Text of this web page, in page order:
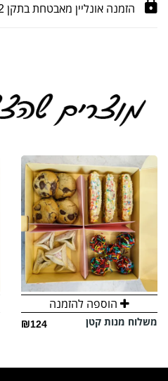
הזמנה אונליין מאבטחת בתקן PCI-DSS Level 2
הוספה להזמנה
משלוח מנות קטן ₪124